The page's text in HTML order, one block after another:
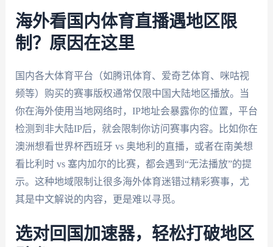
海外看国内体育直播遇地区限
制？原因在这里
国内各大体育平台（如腾讯体育、爱奇艺体育、咪咕视
频等）购买的赛事版权通常仅限中国大陆地区播放。当
你在海外使用当地网络时，IP地址会暴露你的位置，平台
检测到非大陆IP后，就会限制你访问赛事内容。比如你在
澳洲想看世界杯西班牙 vs 奥地利的直播，或者在南美想
看比利时 vs 塞内加尔的比赛，都会遇到“无法播放”的提
示。这种地域限制让很多海外体育迷错过精彩赛事，尤
其是中文解说的内容，更是难以寻觅。
选对回国加速器，轻松打破地区